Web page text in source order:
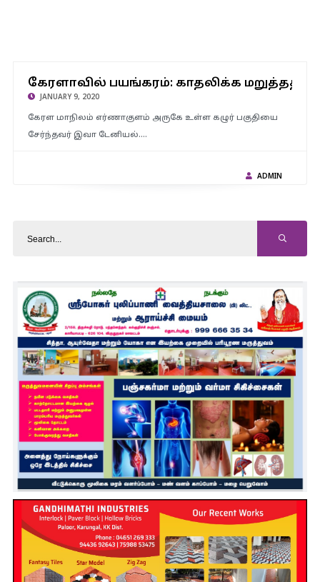
கேரளாவில் பயங்கரம்: காதலிக்க மறுத்ததால் பள்ளி மாணவி கடத்தி
கொலை: காதலன் சபீரை போலீசார் கைது செய்தனர்..!
கேரளாவில் பயங்கரம்: காதலிக்க
JANUARY 9, 2020
கேரள மாநிலம் எர்ணாகுளம் அருகே உள்ள கழுர் பகுதியை
சேர்ந்தவர் இவா டேனியல்.…
ADMIN